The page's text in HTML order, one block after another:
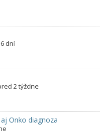
dní
2 týždne
Onko diagnoza